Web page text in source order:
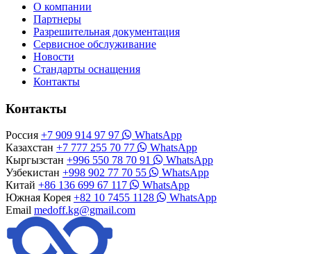
О компании
Партнеры
Разрешительная документация
Сервисное обслуживание
Новости
Стандарты оснащения
Контакты
Контакты
Россия +7 909 914 97 97
WhatsApp
Казахстан +7 777 255 70 77
WhatsApp
Кыргызстан +996 550 78 70 91
WhatsApp
Узбекистан +998 902 77 70 55
WhatsApp
Китай +86 136 699 67 117
WhatsApp
Южная Корея +82 10 7455 1128
WhatsApp
Email medoff.kg@gmail.com